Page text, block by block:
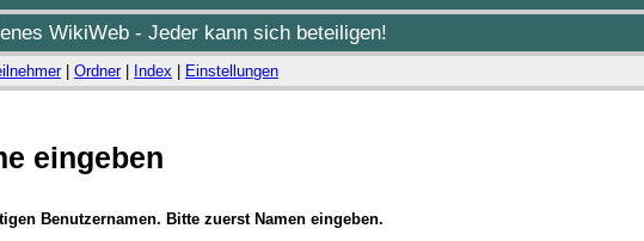
WikiWeb - Jeder kann sich beteiligen!
| Ordner| Index Einstellungen
eingeben
Benutzernamen. Bitte zuerst Namen eingeben.